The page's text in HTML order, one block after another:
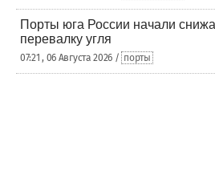
Порты юга России начали
перевалку угля
07:21 , 06 Августа 2026 / порты